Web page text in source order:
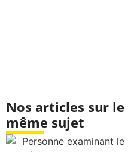
Nos articles sur le
même sujet